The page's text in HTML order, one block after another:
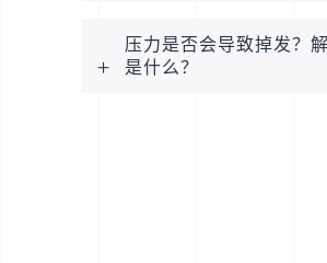
压力是否会导致掉发？
是什么？